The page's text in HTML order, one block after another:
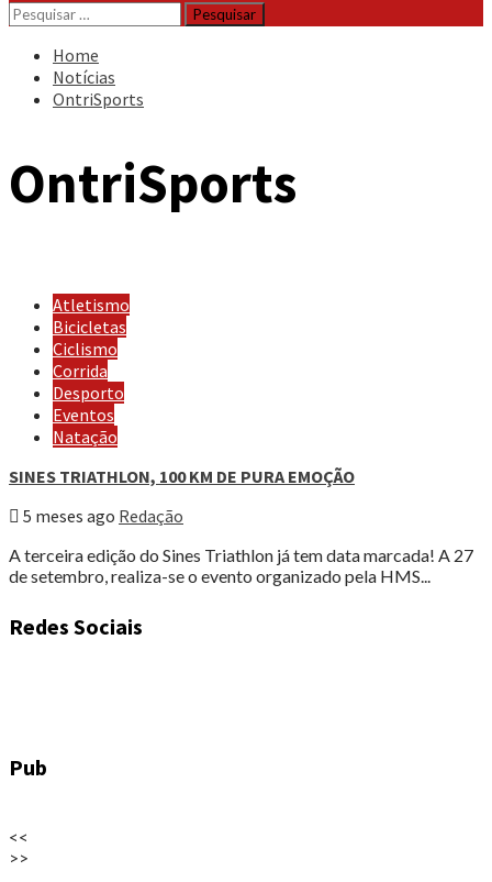
Pesquisar
por:
Home
Notícias
OntriSports
OntriSports
Atletismo
Bicicletas
Ciclismo
Corrida
Desporto
Eventos
Natação
SINES TRIATHLON, 100 KM DE PURA EMOÇÃO
5 meses ago Redação
A terceira edição do Sines Triathlon já tem data marcada! A 27
de setembro, realiza-se o evento organizado pela HMS...
Redes Sociais
Pub
<<
>>